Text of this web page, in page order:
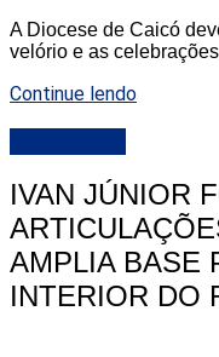
A Diocese de Caicó
velório e as
Continue lendo
IVAN JÚNIOR
AMPLIA BASE
INTERIOR DO